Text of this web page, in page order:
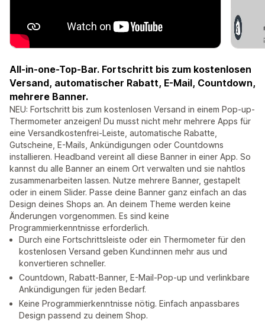
All-in-one-Top-Bar. Fortschritt bis zum kostenlosen
Versand, automatischer Rabatt, E-Mail, Countdown,
mehrere Banner.
NEU: Fortschritt bis zum kostenlosen Versand in einem Pop-up-
Thermometer anzeigen! Du musst nicht mehr mehrere Apps für
eine Versandkostenfrei-Leiste, automatische Rabatte,
Gutscheine, E-Mails, Ankündigungen oder Countdowns
installieren. Headband vereint all diese Banner in einer App. So
kannst du alle Banner an einem Ort verwalten und sie nahtlos
zusammenarbeiten lassen. Nutze mehrere Banner, gestapelt
oder in einem Slider. Passe deine Banner ganz einfach an das
Design deines Shops an. An deinem Theme werden keine
Änderungen vorgenommen. Es sind keine
Programmierkenntnisse erforderlich.
Durch eine Fortschrittsleiste oder ein Thermometer für den
kostenlosen Versand geben Kund:innen mehr aus und
konvertieren schneller.
Countdown, Rabatt-Banner, E-Mail-Pop-up und verlinkbare
Ankündigungen für jeden Bedarf.
Keine Programmierkenntnisse nötig. Einfach anpassbares
Design passend zu deinem Shop.